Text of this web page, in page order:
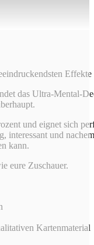
das Ultra-Mental-
und eignet sich
interessant und
kann.
eure Zuschauer.
Kartenmaterial